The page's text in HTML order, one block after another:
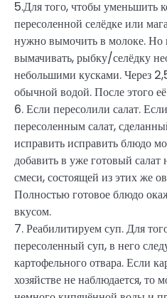
5.Для того, чтобы уменьшить
пересоленной селёдке или
нужно вымочить в молоке. Но
вымачивать, рыбку/селёдку
небольшими кусками. Через
обычной водой. После этого
6. Если пересолили салат.
пересоленным салат,
исправить исправить блюдо
добавить в уже готовый
смеси, состоящей из этих же
Полностью готовое блюдо
вкусом.
7. Реабилитируем суп. Для
пересоленный суп, в него
картофельного отвара. Если
хозяйстве не наблюдается, то